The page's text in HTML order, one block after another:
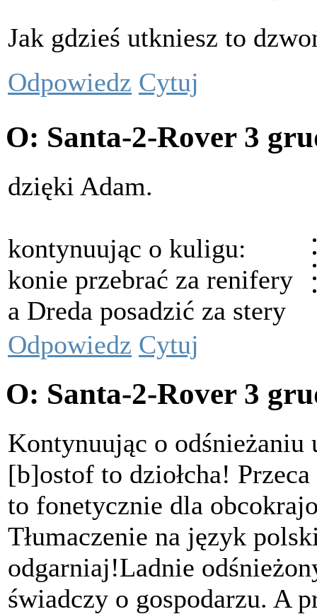
Jak gdzieś utkniesz to
Odpowiedz Cytuj
O: Santa-2-Rover 3
dzięki Adam.
kontynuując o kuligu:
konie przebrać za renifery
a Dreda posadzić za stery
Odpowiedz Cytuj
O: Santa-2-Rover 3
Kontynuując o odśnieżaniu
[b]ostof to dziołcha!
to fonetycznie dla
Tłumaczenie na język
odgarniaj!Ladnie
świadczy o gospodarzu. A